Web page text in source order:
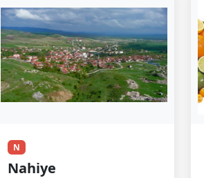
N
Nahiye